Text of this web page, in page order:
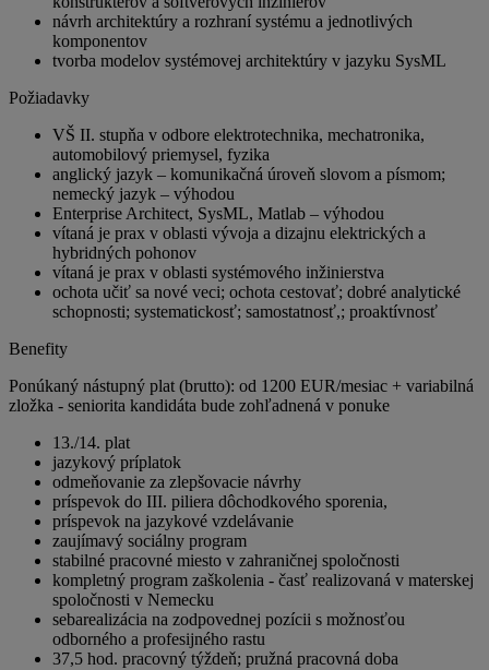
návrh architektúry a rozhraní systému a jednotlivých
komponentov
tvorba modelov systémovej architektúry v jazyku SysML
Požiadavky
VŠ II. stupňa v odbore elektrotechnika, mechatronika,
automobilový priemysel, fyzika
anglický jazyk – komunikačná úroveň slovom a písmom;
nemecký jazyk – výhodou
Enterprise Architect, SysML, Matlab – výhodou
vítaná je prax v oblasti vývoja a dizajnu elektrických a
hybridných pohonov
vítaná je prax v oblasti systémového inžinierstva
ochota učiť sa nové veci; ochota cestovať; dobré analytické
schopnosti; systematickosť; samostatnosť,; proaktívnosť
Benefity
Ponúkaný nástupný plat (brutto): od 1200 EUR/mesiac + variabilná
zložka - seniorita kandidáta bude zohľadnená v ponuke
13./14. plat
jazykový príplatok
odmeňovanie za zlepšovacie návrhy
príspevok do III. piliera dôchodkového sporenia,
príspevok na jazykové vzdelávanie
zaujímavý sociálny program
stabilné pracovné miesto v zahraničnej spoločnosti
kompletný program zaškolenia - časť realizovaná v materskej
spoločnosti v Nemecku
sebarealizácia na zodpovednej pozícii s možnosťou
odborného a profesijného rastu
37,5 hod. pracovný týždeň; pružná pracovná doba